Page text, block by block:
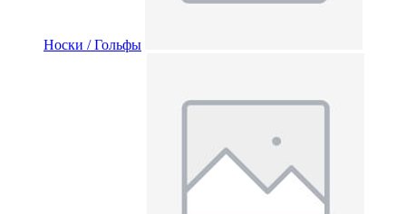
Носки / Гольфы